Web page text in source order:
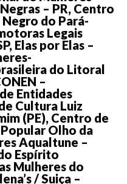
– PR, Centro
do Pará-
Legais
Elas por Elas –
do Litoral
–
Entidades
Cultura Luiz
(PE), Centro de
Olho da
Aqualtune –
Espírito
Mulheres do
/ Suiça –